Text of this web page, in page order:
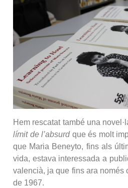
Hem rescatat també una
límit de l’absurdque és molt
que Maria Beneyto, fins als
vida, estava interessada a
valencià, ja que fins ara només
de 1967.